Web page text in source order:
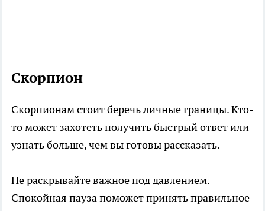
Скорпион
Скорпионам стоит беречь личные границы. Кто-
то может захотеть получить быстрый ответ или
узнать больше, чем вы готовы рассказать.
Не раскрывайте важное под давлением.
Спокойная пауза поможет принять правильное